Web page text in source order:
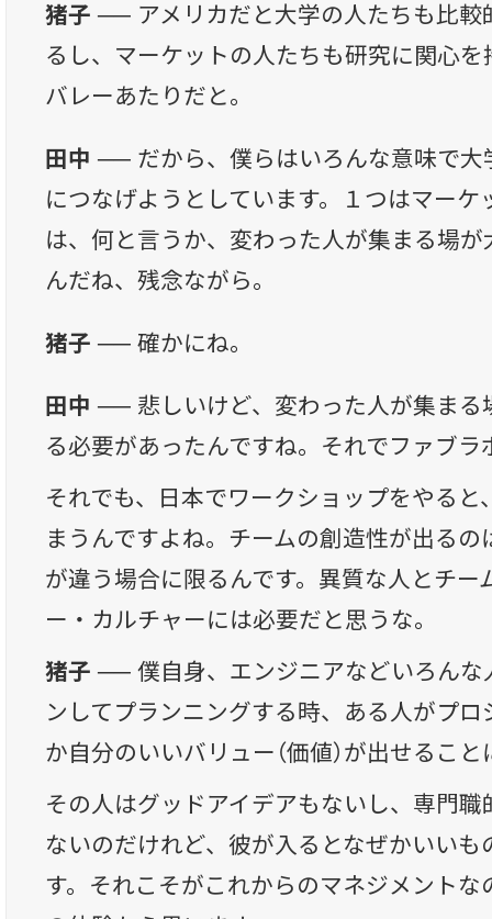
猪子 ── アメリカだと大学の人たちも比
るし、マーケットの人たちも研究に関心
バレーあたりだと。
田中 ── だから、僕らはいろんな意味で
につなげようとしています。１つはマーケ
は、何と言うか、変わった人が集まる場
んだね、残念ながら。
猪子 ── 確かにね。
田中 ── 悲しいけど、変わった人が集ま
る必要があったんですね。それでファブラ
それでも、日本でワークショップをやると
まうんですよね。チームの創造性が出る
が違う場合に限るんです。異質な人とチー
ー・カルチャーには必要だと思うな。
猪子 ── 僕自身、エンジニアなどいろん
ンしてプランニングする時、ある人がプ
か自分のいいバリュー（価値）が出せるこ
その人はグッドアイデアもないし、専門
ないのだけれど、彼が入るとなぜかいいも
す。それこそがこれからのマネジメント